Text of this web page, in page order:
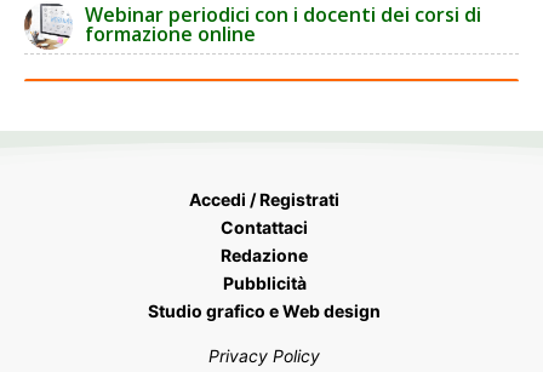
Webinar periodici con i docenti dei corsi di
formazione online
Accedi / Registrati
Contattaci
Redazione
Pubblicità
Studio grafico e Web design
Privacy Policy